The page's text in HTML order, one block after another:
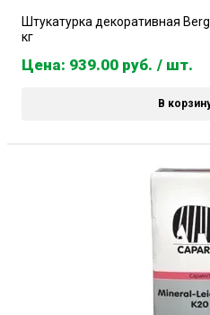
Штукатурка декоративная
кг
Цена: 939.00 руб. / шт.
В